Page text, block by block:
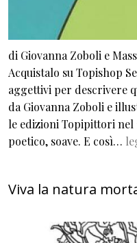
di Giovanna Zoboli e
Acquistalo su Topishop
aggettivi per descrivere
da Giovanna Zoboli e
le edizioni Topipittori nel
poetico, soave. E così…
Viva la natura